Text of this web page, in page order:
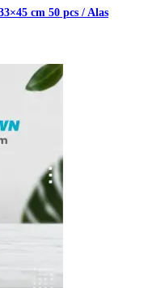
cm 50 pcs / Alas